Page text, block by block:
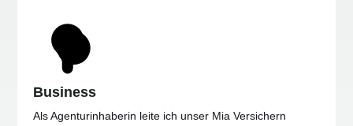
Business
Als Agenturinhaberin leite ich unser Mia Versichern